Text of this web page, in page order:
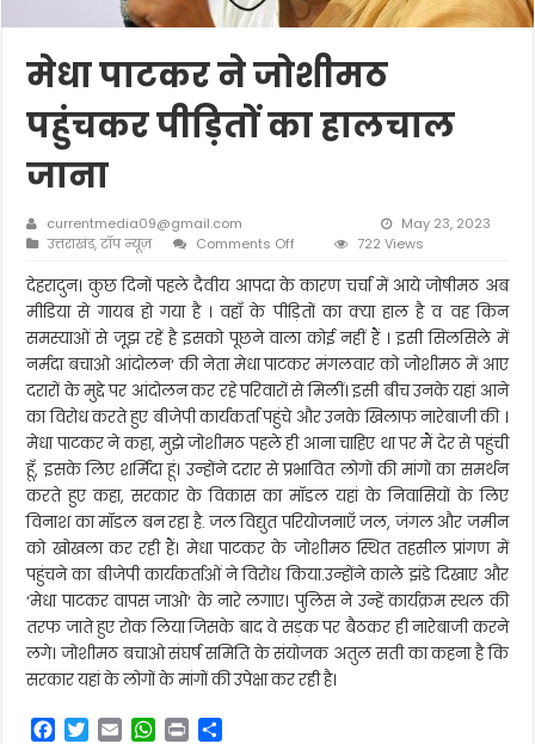
मेधा पाटकर ने जोशीमठ
पहुंचकर पीड़ितों का हालचाल
जाना
currentmedia09@gmail.com
May 23, 2023
उत्तराखंड,टॉप न्यूज़ Comments Off
पाटकर
ने
जोशीमठ
पहुंचकर
पीड़ितों
का
हालचाल
जाना
722 Views
देहरादुन। कुछ दिनों पहले दैवीय आपदा के कारण चर्चा में आये जोषीमठ अब
मीडिया से गायब हो गया है । वहाॅं के पीड़ितों का क्या हाल है व वह किन
समस्याओं से जूझ रहें है इसको पूछने वाला कोई नहीं हैं । इसी सिलसिले में
नर्मदा बचाओ आंदोलन‘ की नेता मेधा पाटकर मंगलवार को जोशीमठ में आए
दरारों के मुद्दे पर आंदोलन कर रहे परिवारों से मिलीं। इसी बीच उनके यहां आने
का विरोध करते हुए बीजेपी कार्यकर्ता पहुंचे और उनके खिलाफ नारेबाजी की ।
मेधा पाटकर ने कहा, मुझे जोशीमठ पहले ही आना चाहिए था पर मैं देर से पहुंची
हूँ, इसके लिए शर्मिंदा हूं। उन्होंने दरार से प्रभावित लोगों की मांगों का समर्थन
करते हुए कहा, सरकार के विकास का मॉडल यहां के निवासियों के लिए
विनाश का मॉडल बन रहा है. जल विद्युत परियोजनाएँ जल, जंगल और जमीन
को खोखला कर रही हैं। मेधा पाटकर के जोशीमठ स्थित तहसील प्रांगण में
पहुंचने का बीजेपी कार्यकर्ताओं ने विरोध किया.उन्होंने काले झंडे दिखाए और
‘मेधा पाटकर वापस जाओ‘ के नारे लगाए। पुलिस ने उन्हें कार्यक्रम स्थल की
तरफ जाते हुए रोक लिया जिसके बाद वे सड़क पर बैठकर ही नारेबाजी करने
लगे। जोशीमठ बचाओ संघर्ष समिति के संयोजक अतुल सती का कहना है कि
सरकार यहां के लोगों के मांगों की उपेक्षा कर रही है।
F
T
E
W
P